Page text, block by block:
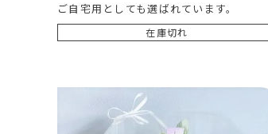
ご自宅用としても選ばれています。
在庫切れ